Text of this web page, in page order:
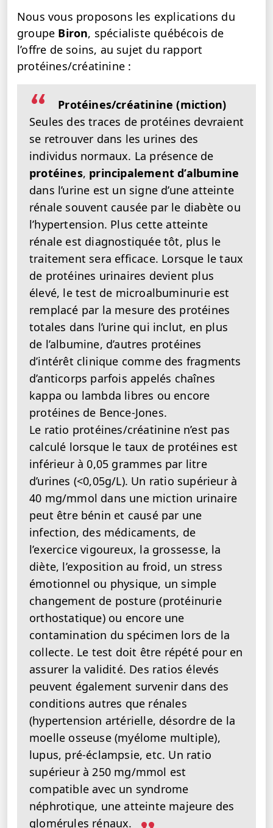
Nous vous proposons les explications du
groupe Biron, spécialiste québécois de
l’offre de soins, au sujet du rapport
protéines/créatinine :
Protéines/créatinine (miction)
Seules des traces de protéines devraient
se retrouver dans les urines des
individus normaux. La présence de
protéines, principalement d’albumine
dans l’urine est un signe d’une atteinte
rénale souvent causée par le diabète ou
l’hypertension. Plus cette atteinte
rénale est diagnostiquée tôt, plus le
traitement sera efficace. Lorsque le taux
de protéines urinaires devient plus
élevé, le test de microalbuminurie est
remplacé par la mesure des protéines
totales dans l’urine qui inclut, en plus
de l’albumine, d’autres protéines
d’intérêt clinique comme des fragments
d’anticorps parfois appelés chaînes
kappa ou lambda libres ou encore
protéines de Bence-Jones.
Le ratio protéines/créatinine n’est pas
calculé lorsque le taux de protéines est
inférieur à 0,05 grammes par litre
d’urines (<0,05g/L). Un ratio supérieur à
40 mg/mmol dans une miction urinaire
peut être bénin et causé par une
infection, des médicaments, de
l’exercice vigoureux, la grossesse, la
diète, l’exposition au froid, un stress
émotionnel ou physique, un simple
changement de posture (protéinurie
orthostatique) ou encore une
contamination du spécimen lors de la
collecte. Le test doit être répété pour en
assurer la validité. Des ratios élevés
peuvent également survenir dans des
conditions autres que rénales
(hypertension artérielle, désordre de la
moelle osseuse (myélome multiple),
lupus, pré-éclampsie, etc. Un ratio
supérieur à 250 mg/mmol est
compatible avec un syndrome
néphrotique, une atteinte majeure des
glomérules rénaux.